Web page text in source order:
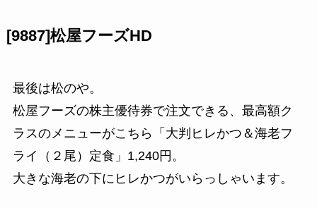
[9887]松屋フーズHD
最後は松のや。
松屋フーズの株主優待券で注文できる、最高額ク
ラスのメニューがこちら「大判ヒレかつ＆海老フ
ライ（２尾）定食」1,240円。
大きな海老の下にヒレかつがいらっしゃいます。